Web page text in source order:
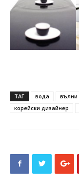
ТАГ вода вълни
корейски дизайнер